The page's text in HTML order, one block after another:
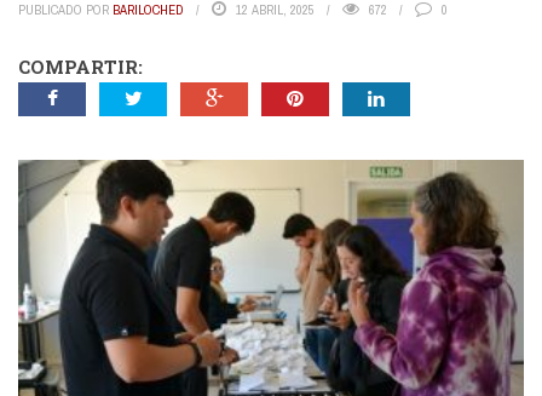
PUBLICADO POR BARILOCHED 12 ABRIL, 2025 672 0
COMPARTIR: